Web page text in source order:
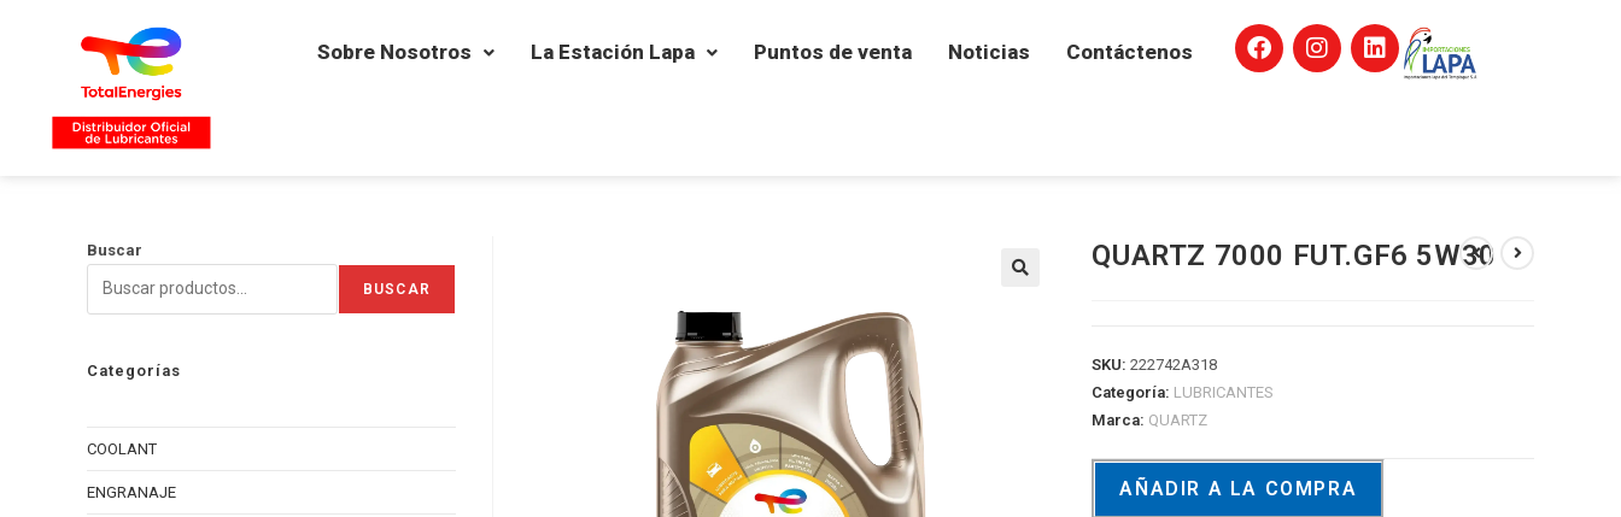
Sobre Nosotros La Estación Lapa Puntos de venta Noticias Contáctenos
QUARTZ 7000 FUT.GF6 5W30
SKU:222742A318
Categoría: LUBRICANTES
Marca: QUARTZ
AÑADIR A LA COMPRA
Buscar
BUSCAR
Categorías
COOLANT
ENGRANAJE